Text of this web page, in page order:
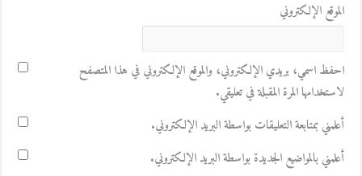
الموقع الإلكتروني
احفظ اسمي، بريدي الإلكتروني، والموقع الإلكتروني في هذا المتصفح
لاستخدامها المرة المقبلة في تعليقي.
أعلمني بمتابعة التعليقات بواسطة البريد الإلكتروني.
أعلمني بالمواضيع الجديدة بواسطة البريد الإلكتروني.